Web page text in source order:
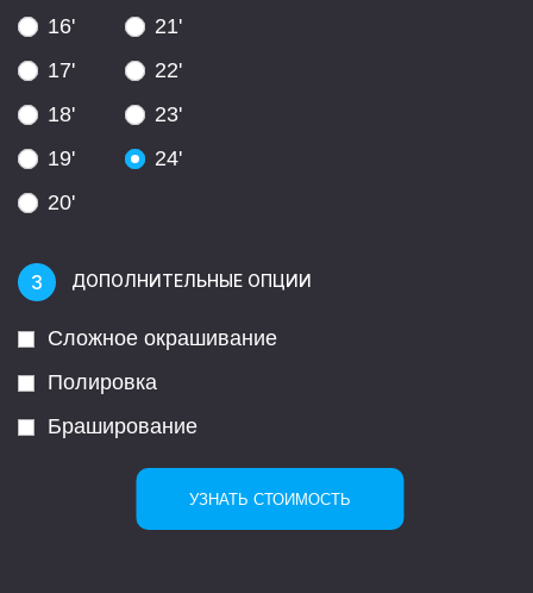
16'
17'
18'
19'
20'
21'
22'
23'
24'
ДОПОЛНИТЕЛЬНЫЕ ОПЦИИ
Сложное окрашивание
Полировка
Браширование